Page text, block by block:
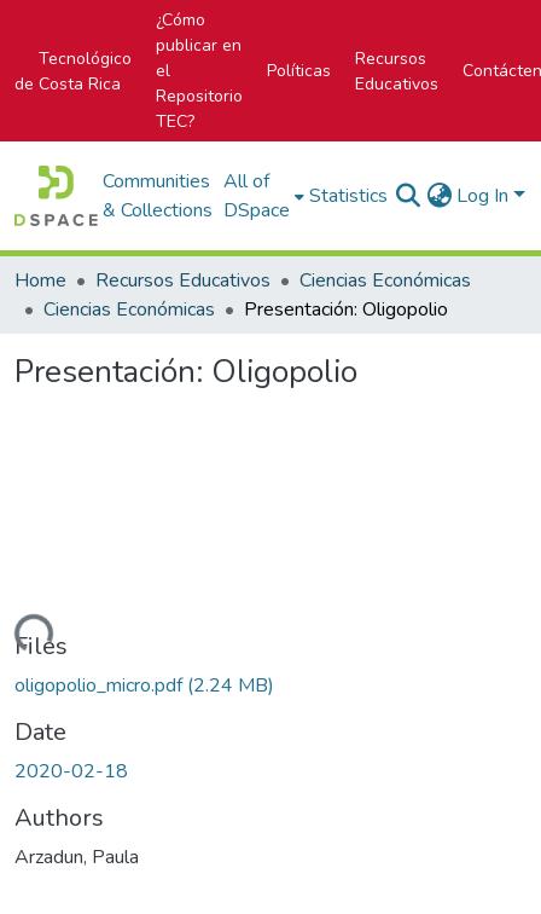
Tecnológico
de Costa Rica
¿Cómo
publicar en
el
Repositorio
TEC?
Políticas
Recursos
Educativos
Communities
& Collections
All of
DSpace
Statistics Log In
Home Recursos Educativos
Ciencias Económicas
Ciencias Económicas
Presentación: Oligopolio
Presentación: Oligopolio
Files
oligopolio_micro.pdf(2.24 MB)
Date
2020-02-18
Authors
Arzadun, Paula